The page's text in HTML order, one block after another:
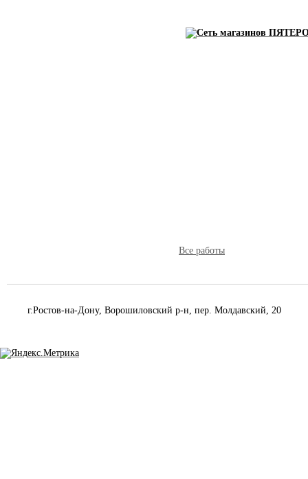
Все работы
г.Ростов-на-Дону, Ворошиловский р-н, пер. Молдавский, 20